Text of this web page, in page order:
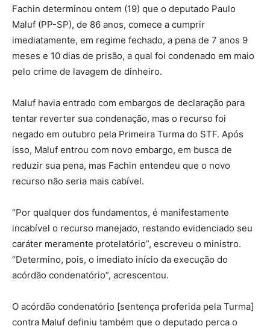
Fachin determinou ontem (19) que o deputado Paulo
Maluf (PP-SP), de 86 anos, comece a cumprir
imediatamente, em regime fechado, a pena de 7 anos 9
meses e 10 dias de prisão, a qual foi condenado em maio
pelo crime de lavagem de dinheiro.
Maluf havia entrado com embargos de declaração para
tentar reverter sua condenação, mas o recurso foi
negado em outubro pela Primeira Turma do STF. Após
isso, Maluf entrou com novo embargo, em busca de
reduzir sua pena, mas Fachin entendeu que o novo
recurso não seria mais cabível.
“Por qualquer dos fundamentos, é manifestamente
incabível o recurso manejado, restando evidenciado seu
caráter meramente protelatório”, escreveu o ministro.
“Determino, pois, o imediato início da execução do
acórdão condenatório”, acrescentou.
O acórdão condenatório [sentença proferida pela Turma]
contra Maluf definiu também que o deputado perca o